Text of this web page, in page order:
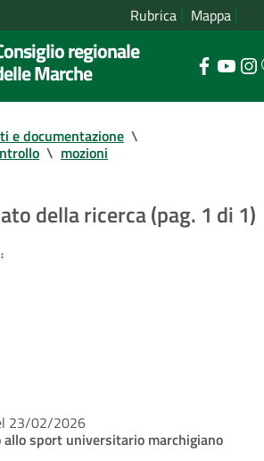
Rubrica Mappa
regionale
Marche
e documentazione \
\ mozioni
della ricerca (pag. 1 di 1)
23/02/2026
allo sport universitario marchigiano